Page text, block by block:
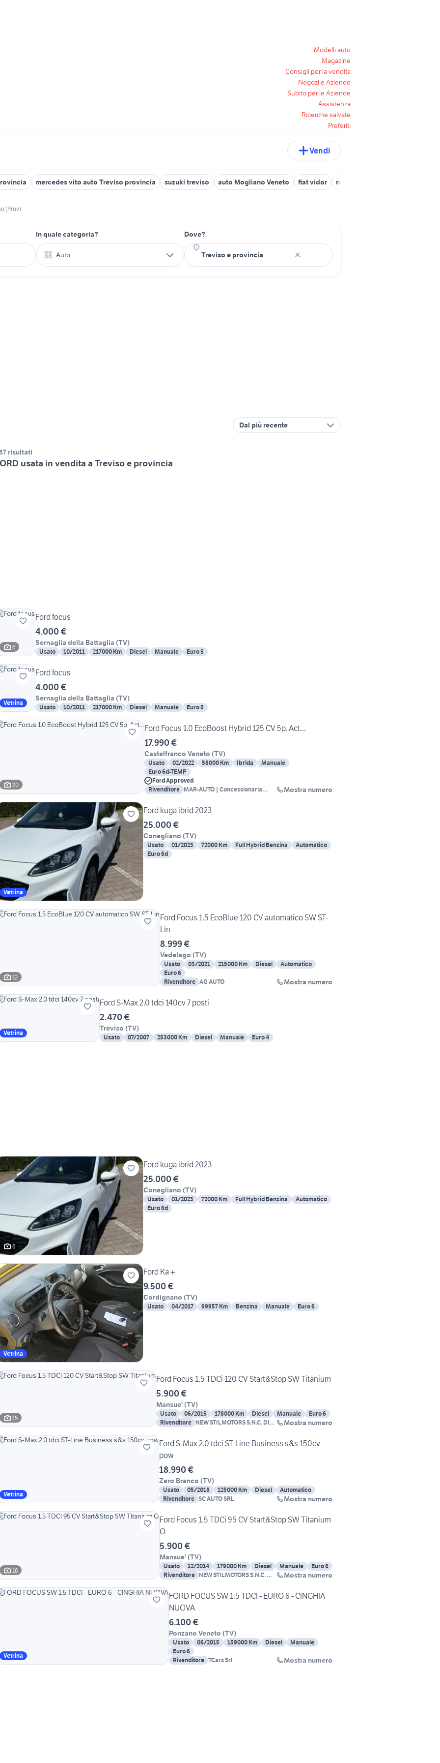
Modelli auto
Magazine
Consigli per la vendita
Negozi e Aziende
Subito per le Aziende
Assistenza
Ricerche salvate
Preferiti
Vendi
mercedes vito auto Treviso provincia suzuki treviso auto Mogliano Veneto fiat vidor nissan treviso
(Prov)
In quale categoria?
Auto
Dove?
Dal più recente
risultati
usata in vendita a Treviso e provincia
6
Ford focus
4.000 €
Sernaglia della Battaglia (TV)
Usato 10/2011 217000 Km Diesel Manuale Euro 5
Vetrina
Ford focus
4.000 €
Sernaglia della Battaglia (TV)
Usato 10/2011 217000 Km Diesel Manuale Euro 5
20
Ford Focus 1.0 EcoBoost Hybrid 125 CV 5p. Act...
17.990 €
Castelfranco Veneto (TV)
Usato 02/2022 58000 Km Ibrida
Manuale
Euro 6d-TEMP
Ford Approved
Rivenditore MAR-AUTO | Concessionaria
Mostra numero
Vetrina
Ford kuga ibrid 2023
25.000 €
Conegliano (TV)
Usato 01/2023 72000 Km Full Hybrid Benzina
Automatico
Euro 6d
12
Ford Focus 1.5 EcoBlue 120 CV automatico SW ST-
Lin
8.999 €
Vedelago (TV)
Usato 03/2021 215000 Km Diesel
Automatico
Euro 6
Rivenditore AG AUTO Mostra numero
Vetrina
Ford S-Max 2.0 tdci 140cv 7 posti
2.470 €
Treviso (TV)
Usato 07/2007 253000 Km Diesel Manuale Euro 4
6
Ford kuga ibrid 2023
25.000 €
Conegliano (TV)
Usato 01/2023 72000 Km Full Hybrid Benzina
Automatico
Euro 6d
Vetrina
Ford Ka +
9.500 €
Cordignano (TV)
Usato 04/2017 99957 Km Benzina Manuale Euro 6
15
Ford Focus 1.5 TDCi 120 CV Start&Stop SW Titanium
5.900 €
Mansue' (TV)
Usato 06/2015 178000 Km Diesel Manuale
Euro 6
Rivenditore NEW STILMOTORS S.N.C. DI
Mostra numero
Vetrina
Ford S-Max 2.0 tdci ST-Line Business s&s 150cv
pow
18.990 €
Zero Branco (TV)
Usato 05/2018 125000 Km Diesel
Automatico
Rivenditore SC AUTO SRL Mostra numero
16
Ford Focus 1.5 TDCi 95 CV Start&Stop SW Titanium
O
5.900 €
Mansue' (TV)
Usato 12/2014 179000 Km Diesel Manuale
Euro 6
Rivenditore NEW STILMOTORS S.N.C. DI
Mostra numero
Vetrina
FORD FOCUS SW 1.5 TDCI - EURO 6 - CINGHIA
NUOVA
6.100 €
Ponzano Veneto (TV)
Usato 06/2015 159000 Km Diesel
Manuale
Euro 6
Rivenditore TCars Srl Mostra numero